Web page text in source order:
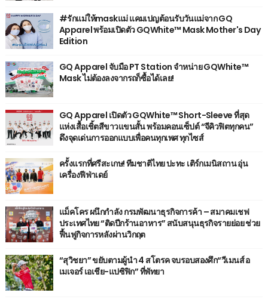
#รักแม่ให้maskแม่ แคมเปญต้อนรับวันแม่จาก GQ
Apparel พร้อมเปิดตัว GQWhite™ Mask Mother's Day
Edition
GQ Apparel จับมือ PT Station จำหน่าย GQWhite™
Mask ไม่ต้องลงจากรถก็ซื้อได้เลย!
GQ Apparel เปิดตัว GQWhite™ Short-Sleeve ที่สุด
แห่งเสื้อเชิ้ตสีขาวแขนสั้น พร้อมคอนเซ็ปต์ “จีคิวฟิตทุกคน”
ดึงจุดเด่นการออกแบบเพื่อคนทุกเพศ ทุกไซส์
ครั้งแรกที่ศรีสะเกษ! ทีมชาติไทย ปะทะ เติร์กเมนิสถาน อุ่น
เครื่องฟีฟ่าเดย์
แม็คโคร ผนึกกำลัง กรมพัฒนาธุรกิจการค้า – สมาคมเชฟ
ประเทศไทย “ติดปีกร้านอาหาร” สนับสนุนธุรกิจรายย่อย ช่วย
ฟื้นฟูกิจการหลังผ่านวิกฤต
“สุวิชยา” ขยับตามผู้นำ 4 สโตรค จบรอบสองศึก“วีเมนส์ อ
เมเจอร์ เอเชีย-แปซิฟิก” ที่พัทยา